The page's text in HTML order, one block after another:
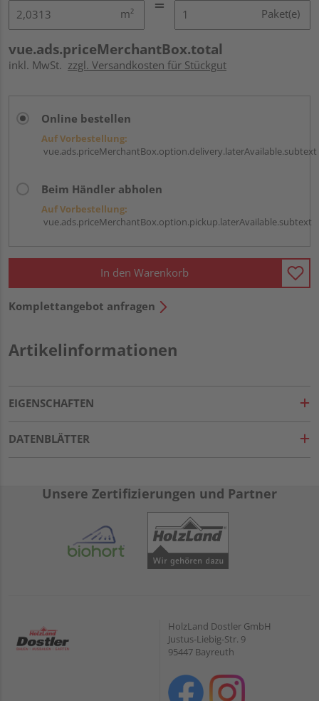
m² Paket(e)
vue.ads.priceMerchantBox.total
inkl. MwSt. zzgl. Versandkosten für Stückgut
Online bestellen
Auf Vorbestellung:
vue.ads.priceMerchantBox.option.delivery.laterAvailable.subtext
Beim Händler abholen
Auf Vorbestellung:
vue.ads.priceMerchantBox.option.pickup.laterAvailable.subtext
In den Warenkorb
Komplettangebot anfragen
Artikelinformationen
EIGENSCHAFTEN
DATENBLÄTTER
Unsere Zertifizierungen und Partner
HolzLand Dostler GmbH
Justus-Liebig-Str. 9
95447 Bayreuth